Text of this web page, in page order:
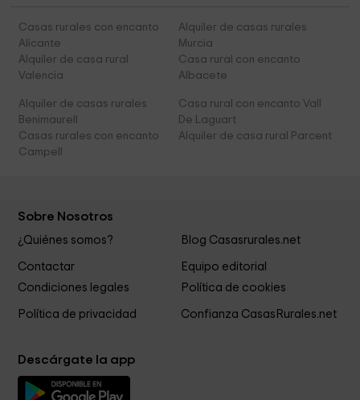
Casas rurales con encanto
Alicante
Alquiler de casas rurales
Murcia
Alquiler de casa rural
Valencia
Casa rural con encanto
Albacete
Alquiler de casas rurales
Benimaurell
Casa rural con encanto Vall
De Laguart
Casas rurales con encanto
Campell
Alquiler de casa rural Parcent
Sobre Nosotros
¿Quiénes somos? Blog Casasrurales.net
Contactar
Equipo editorial
Condiciones legales
Política de cookies
Política de privacidad Confianza CasasRurales.net
Descárgate la app